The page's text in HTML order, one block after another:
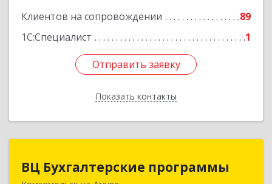
Клиентов на сопровождении
89
1С:Специалист
1
Отправить заявку
Показать контакты
Подробнее
Отправить заявку
Назад
ВЦ Бухгалтерские программы